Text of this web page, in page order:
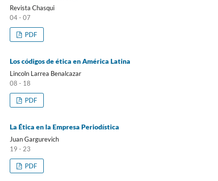
Revista Chasqui
04 - 07
PDF
Los códigos de ética en América Latina
Lincoln Larrea Benalcazar
08 - 18
PDF
La Ética en la Empresa Periodística
Juan Gargurevich
19 - 23
PDF